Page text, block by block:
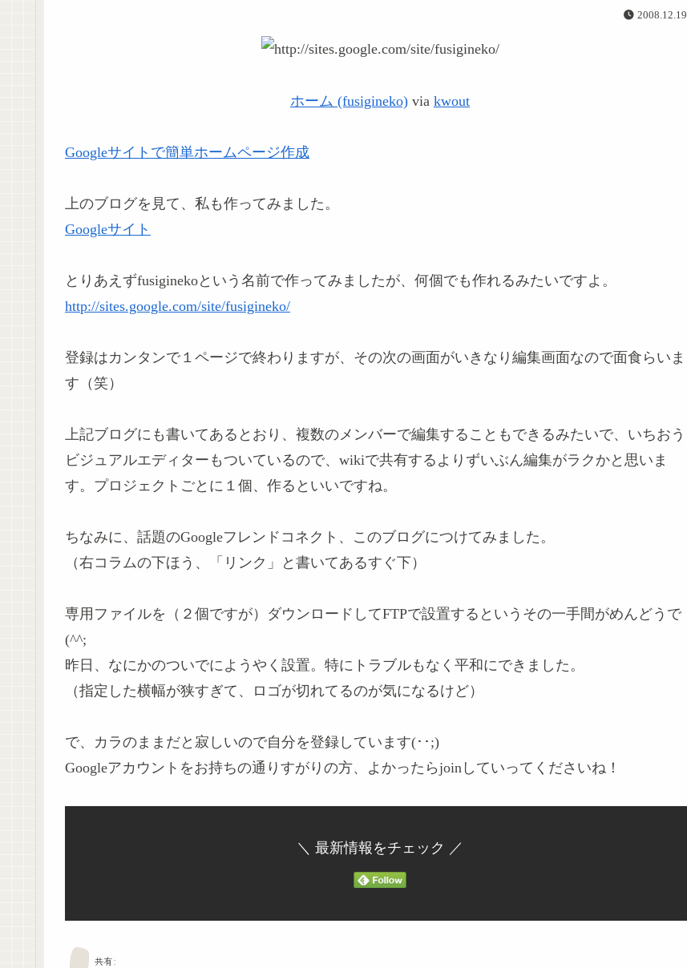
2008.12.19
ホーム ‎(fusigineko‎) via kwout
Googleサイトで簡単ホームページ作成
上のブログを見て、私も作ってみました。
Googleサイト
とりあえずfusiginekoという名前で作ってみましたが、何個でも作れるみたいですよ。
http://sites.google.com/site/fusigineko/
登録はカンタンで１ページで終わりますが、その次の画面がいきなり編集画面なので面食らいま
す（笑）
上記ブログにも書いてあるとおり、複数のメンバーで編集することもできるみたいで、いちおう
ビジュアルエディターもついているので、wikiで共有するよりずいぶん編集がラクかと思いま
す。プロジェクトごとに１個、作るといいですね。
ちなみに、話題のGoogleフレンドコネクト、このブログにつけてみました。
（右コラムの下ほう、「リンク」と書いてあるすぐ下）
専用ファイルを（２個ですが）ダウンロードしてFTPで設置するというその一手間がめんどうで
(^^;
昨日、なにかのついでにようやく設置。特にトラブルもなく平和にできました。
（指定した横幅が狭すぎて、ロゴが切れてるのが気になるけど）
で、カラのままだと寂しいので自分を登録しています(･･;)
Googleアカウントをお持ちの通りすがりの方、よかったらjoinしていってくださいね！
＼ 最新情報をチェック ／
共有: